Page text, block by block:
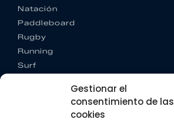
Gestionar el
consentimiento de las
cookies
Natación
Paddleboard
Rugby
Running
Surf
CONTACTO